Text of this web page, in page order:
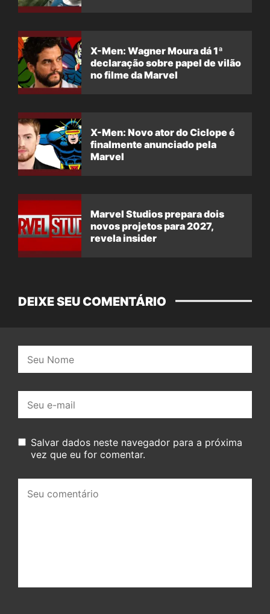
X-Men: Wagner Moura dá 1ª
declaração sobre papel de vilão
no filme da Marvel
X-Men: Novo ator do Ciclope é
finalmente anunciado pela
Marvel
Marvel Studios prepara dois
novos projetos para 2027,
revela insider
DEIXE SEU COMENTÁRIO
mail:
Salvar dados neste navegador para a próxima
vez que eu for comentar.
comentário: